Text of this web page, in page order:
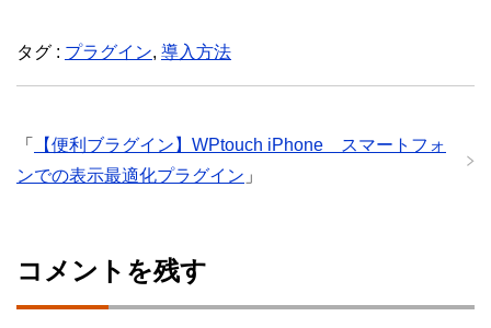
タグ : プラグイン, 導入方法
「
【便利ブラグイン】WPtouch iPhone スマートフォ
ンでの表示最適化プラグイン 」
コメントを残す